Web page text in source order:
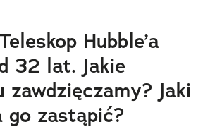
Hubble’a
32 lat. Jakie
zawdzięczamy? Jaki
go zastąpić?